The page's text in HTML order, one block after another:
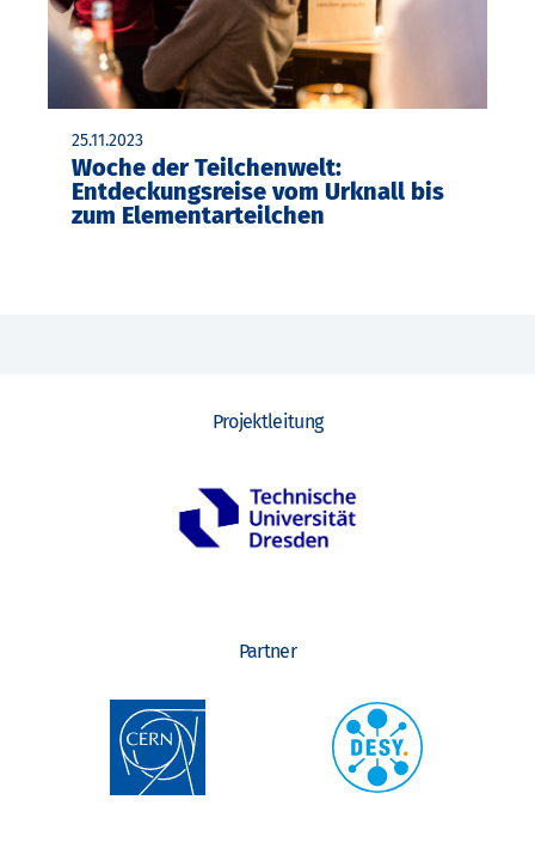
25.11.2023
Woche der Teilchenwelt:
Entdeckungsreise vom Urknall bis
zum Elementarteilchen
Projektleitung
Partner